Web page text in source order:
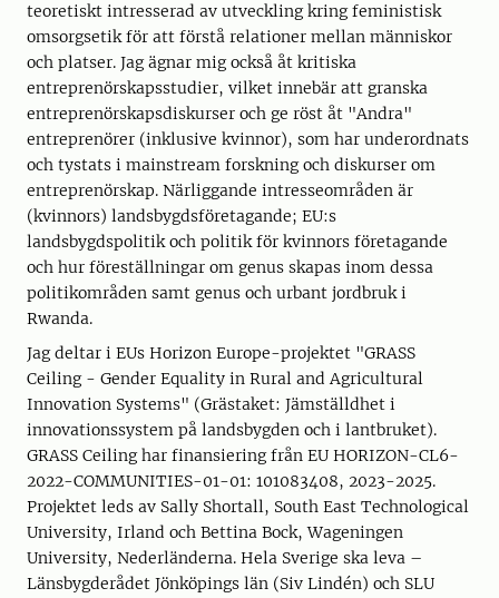
teoretiskt intresserad av utveckling kring feministisk
omsorgsetik för att förstå relationer mellan människor
och platser. Jag ägnar mig också åt kritiska
entreprenörskapsstudier, vilket innebär att granska
entreprenörskapsdiskurser och ge röst åt "Andra"
entreprenörer (inklusive kvinnor), som har underordnats
och tystats i mainstream forskning och diskurser om
entreprenörskap. Närliggande intresseområden är
(kvinnors) landsbygdsföretagande; EU:s
landsbygdspolitik och politik för kvinnors företagande
och hur föreställningar om genus skapas inom dessa
politikområden samt genus och urbant jordbruk i
Rwanda.
Jag deltar i EUs Horizon Europe-projektet "GRASS
Ceiling - Gender Equality in Rural and Agricultural
Innovation Systems" (Grästaket: Jämställdhet i
innovationssystem på landsbygden och i lantbruket).
GRASS Ceiling har finansiering från EU HORIZON-CL6-
2022-COMMUNITIES-01-01: 101083408, 2023-2025.
Projektet leds av Sally Shortall, South East Technological
University, Irland och Bettina Bock, Wageningen
University, Nederländerna. Hela Sverige ska leva –
Länsbygderådet Jönköpings län (Siv Lindén) och SLU